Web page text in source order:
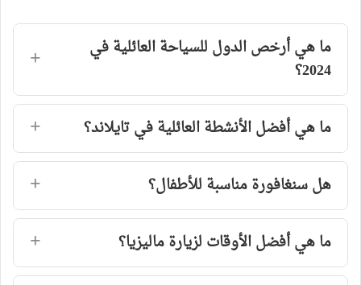
ما هي أرخص الدول للسياحة العائلية في
2024؟
ما هي أفضل الأنشطة العائلية في تايلاند؟
هل سنغافورة مناسبة للأطفال؟
ما هي أفضل الأوقات لزيارة ماليزيا؟